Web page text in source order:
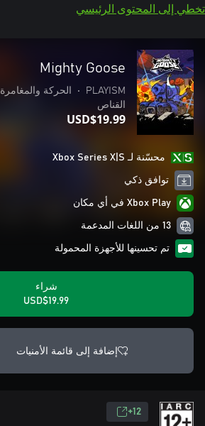
تخطي إلى المحتوى الرئيسي
Mighty Goose
PLAYISM
• الحركة والمغامرة
القناص
USD$19.99
محسّنة لـ Xbox Series X|S
توافق ذكي
Xbox Play في أي مكان
13 من اللغات المدعمة
تم تحسينها للأجهزة المحمولة
شراء
USD$19.99
إضافة إلى قائمة الأمنيات
12+